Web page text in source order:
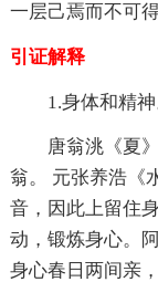
一层己焉而不可
引证解释
1.身体和精神
唐翁洮《夏》
翁。 元张养浩《
音，因此上留住
动，锻炼身心。
身心春日两间亲